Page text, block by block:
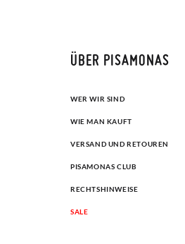
ÜBER PISAMONAS
WER WIR SIND
WIE MAN KAUFT
VERSAND UND RETOUREN
PISAMONAS CLUB
RECHTSHINWEISE
SALE